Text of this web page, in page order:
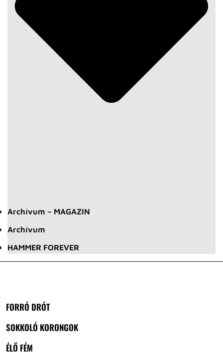
Archívum – MAGAZIN
Archívum
HAMMER FOREVER
FORRÓ DRÓT
SOKKOLÓ KORONGOK
ÉLŐ FÉM